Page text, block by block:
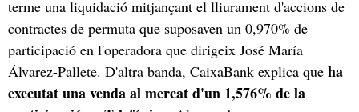
terme una liquidació mitjançant el lliurament d'accions de
contractes de permuta que suposaven un 0,970% de
participació en l'operadora que dirigeix José María
Álvarez-Pallete. D'altra banda, CaixaBank explica que ha
executat una venda al mercat d'un 1,576% de la